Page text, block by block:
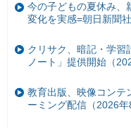
今の子どもの夏休み、
変化を実感=朝日新聞
クリサク、暗記・学習
ノート」提供開始（
教育出版、映像コンテ
ーミング配信（2026年